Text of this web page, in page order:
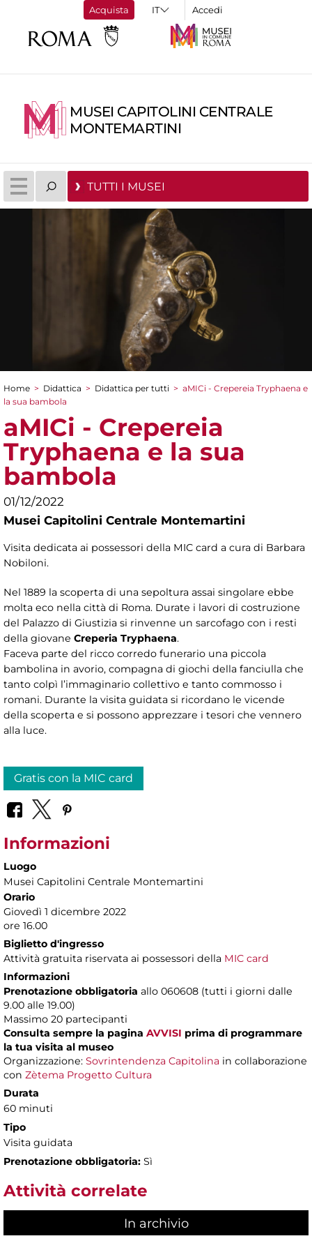
Acquista Accedi
MUSEI CAPITOLINI CENTRALE
MONTEMARTINI
TUTTI I MUSEI
Tu sei qui
Home > Didattica > Didattica per tutti > aMICi - Crepereia Tryphaena e
la sua bambola
aMICi - Crepereia
Tryphaena e la sua
bambola
01/12/2022
Musei Capitolini Centrale Montemartini
Visita dedicata ai possessori della MIC card a cura di Barbara
Nobiloni.
Nel 1889 la scoperta di una sepoltura assai singolare ebbe
molta eco nella città di Roma. Durate i lavori di costruzione
del Palazzo di Giustizia si rinvenne un sarcofago con i resti
della giovane Creperia Tryphaena.
Faceva parte del ricco corredo funerario una piccola
bambolina in avorio, compagna di giochi della fanciulla che
tanto colpì l’immaginario collettivo e tanto commosso i
romani. Durante la visita guidata si ricordano le vicende
della scoperta e si possono apprezzare i tesori che vennero
alla luce.
Gratis con la MIC card
Informazioni
Luogo
Musei Capitolini Centrale Montemartini
Orario
Giovedì 1 dicembre 2022
ore 16.00
Biglietto d'ingresso
Attività gratuita riservata ai possessori della MIC card
Informazioni
Prenotazione obbligatoria allo 060608 (tutti i giorni dalle
9.00 alle 19.00)
Massimo 20 partecipanti
Consulta sempre la pagina AVVISI prima di programmare
la tua visita al museo
Organizzazione: Sovrintendenza Capitolina in collaborazione
con Zètema Progetto Cultura
Durata
60 minuti
Tipo
Visita guidata
Prenotazione obbligatoria: Sì
Attività correlate
In archivio